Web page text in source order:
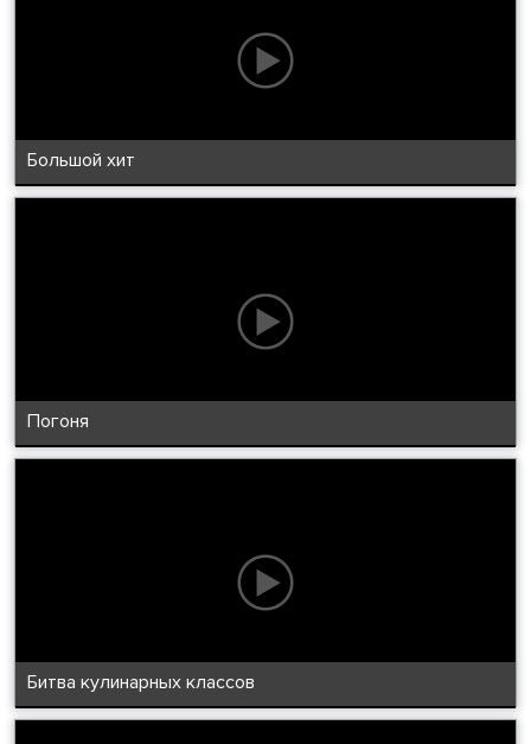
Большой хит
Погоня
Битва кулинарных классов